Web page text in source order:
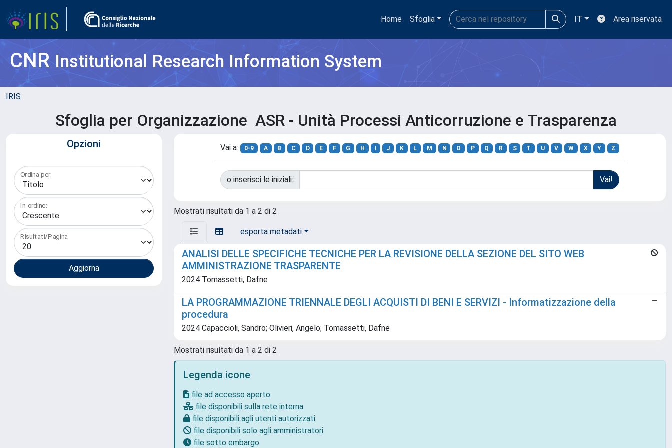
Home Sfoglia IT Area riservata
CNRInstitutional Research Information System
IRIS
Sfoglia per Organizzazione ASR - Unità Processi Anticorruzione e Trasparenza
Opzioni
Ordina per:
In ordine:
Risultati/Pagina
Vai a: 0-9 A B C D E F G H J K L M N O P Q R S T U V W X Y Z
o inserisci le iniziali:
Mostrati risultati da 1 a 2 di 2
esporta metadati
ANALISI DELLE SPECIFICHE TECNICHE PER LA REVISIONE DELLA SEZIONE DEL SITO WEB
AMMINISTRAZIONE TRASPARENTE
2024 Tomassetti, Dafne
LA PROGRAMMAZIONE TRIENNALE DEGLI ACQUISTI DI BENI E SERVIZI - Informatizzazione della
procedura
2024 Capaccioli, Sandro; Olivieri, Angelo; Tomassetti, Dafne
Mostrati risultati da 1 a 2 di 2
Legenda icone
file ad accesso aperto
file disponibili sulla rete interna
file disponibili agli utenti autorizzati
file disponibili solo agli amministratori
file sotto embargo